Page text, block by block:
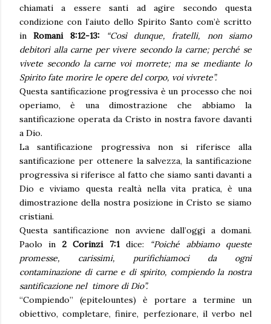
chiamati a essere santi ad agire secondo questa
condizione con l’aiuto dello Spirito Santo com’è scritto
inRomani 8:12-13:
“Così dunque, fratelli, non siamo
debitori alla carne per vivere secondo la carne; perché se
vivete secondo la carne voi morrete; ma se mediante lo
Spirito fate morire le opere del corpo, voi vivrete”.
Questa santificazione progressiva è un processo che noi
operiamo, è una dimostrazione che abbiamo la
santificazione operata da Cristo in nostra favore davanti
a Dio.
La santificazione progressiva non si riferisce alla
santificazione per ottenere la salvezza, la santificazione
progressiva si riferisce al fatto che siamo santi davanti a
Dio e viviamo questa realtà nella vita pratica, è una
dimostrazione della nostra posizione in Cristo se siamo
cristiani.
Questa santificazione non avviene dall’oggi a domani.
Paolo in 2 Corinzi 7:1dice: “Poiché abbiamo queste
promesse, carissimi, purifichiamoci da ogni
contaminazione di carne e di spirito, compiendo la nostra
santificazione nel timore di Dio”.
“Compiendo” (epitelountes) è portare a termine un
obiettivo, completare, finire, perfezionare, il verbo nel